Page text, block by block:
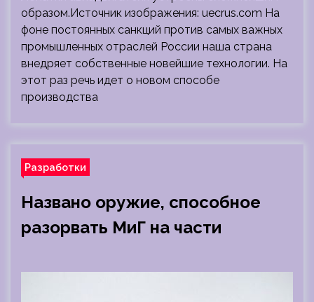
образом.Источник изображения: uecrus.com На
фоне постоянных санкций против самых важных
промышленных отраслей России наша страна
внедряет собственные новейшие технологии. На
этот раз речь идет о новом способе
производства
Разработки
Названо оружие, способное
разорвать МиГ на части